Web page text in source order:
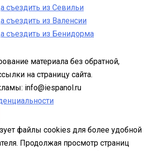
съездить из Севильи
съездить из Валенсии
съездить из Бенидорма
материала без обратной,
на страницу сайта.
info@iespanol.ru
файлы cookies для более удобной
Продолжая просмотр страниц